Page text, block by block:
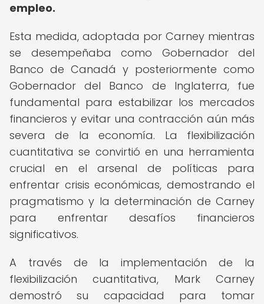
empleo.
Esta medida, adoptada por Carney mientras
se desempeñaba como Gobernador del
Banco de Canadá y posteriormente como
Gobernador del Banco de Inglaterra, fue
fundamental para estabilizar los mercados
financieros y evitar una contracción aún más
severa de la economía. La flexibilización
cuantitativa se convirtió en una herramienta
crucial en el arsenal de políticas para
enfrentar crisis económicas, demostrando el
pragmatismo y la determinación de Carney
para enfrentar desafíos financieros
significativos.
A través de la implementación de la
flexibilización cuantitativa, Mark Carney
demostró su capacidad para tomar